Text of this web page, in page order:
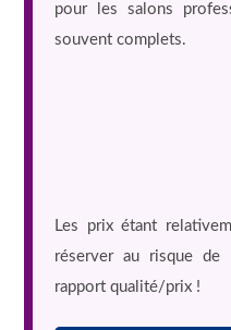
pour les salons
souvent complets.
Les prix étant
réserver au risque de
rapport qualité/prix !